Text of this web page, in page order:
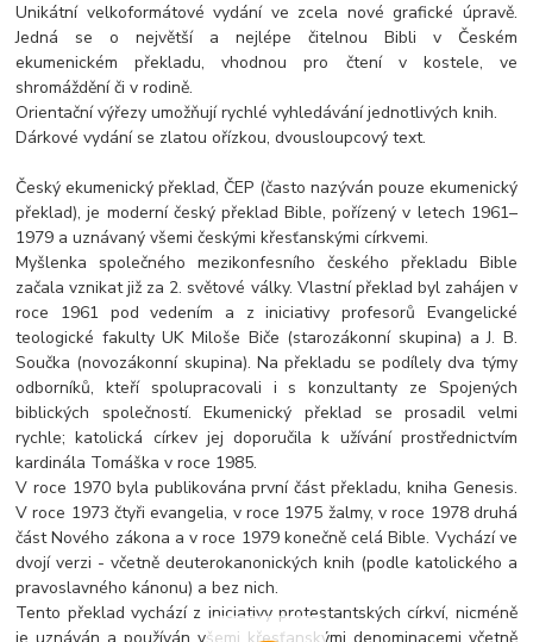
Unikátní velkoformátové vydání ve zcela nové grafické úpravě.
Jedná se o největší a nejlépe čitelnou Bibli v Českém
ekumenickém překladu, vhodnou pro čtení v kostele, ve
shromáždění či v rodině.
Orientační výřezy umožňují rychlé vyhledávání jednotlivých knih.
Dárkové vydání se zlatou ořízkou, dvousloupcový text.
Český ekumenický překlad, ČEP (často nazýván pouze ekumenický
překlad), je moderní český překlad Bible, pořízený v letech 1961–
1979 a uznávaný všemi českými křesťanskými církvemi.
Myšlenka společného mezikonfesního českého překladu Bible
začala vznikat již za 2. světové války. Vlastní překlad byl zahájen v
roce 1961 pod vedením a z iniciativy profesorů Evangelické
teologické fakulty UK Miloše Biče (starozákonní skupina) a J. B.
Součka (novozákonní skupina). Na překladu se podílely dva týmy
odborníků, kteří spolupracovali i s konzultanty ze Spojených
biblických společností. Ekumenický překlad se prosadil velmi
rychle; katolická církev jej doporučila k užívání prostřednictvím
kardinála Tomáška v roce 1985.
V roce 1970 byla publikována první část překladu, kniha Genesis.
V roce 1973 čtyři evangelia, v roce 1975 žalmy, v roce 1978 druhá
část Nového zákona a v roce 1979 konečně celá Bible. Vychází ve
dvojí verzi - včetně deuterokanonických knih (podle katolického a
pravoslavného kánonu) a bez nich.
Tento překlad vychází z iniciativy protestantských církví, nicméně